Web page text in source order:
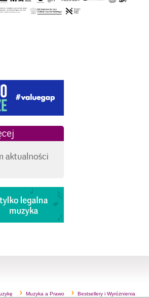
Muzyka a Prawo Bestsellery i Wyróżnienia